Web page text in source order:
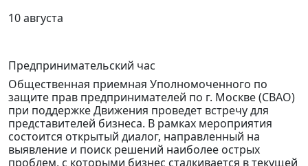
10 августа
Предпринимательский час
Общественная приемная Уполномоченного по
защите прав предпринимателей по г. Москве (СВАО)
при поддержке Движения проведет встречу для
представителей бизнеса. В рамках мероприятия
состоится открытый диалог, направленный на
выявление и поиск решений наиболее острых
проблем, с которыми бизнес сталкивается в текущей